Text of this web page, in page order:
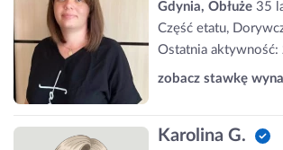
Gdynia, Obłuże 35
Część etatu,
Ostatnia aktywność:
zobacz stawkę
Karolina G.